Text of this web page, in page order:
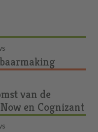
van de
en Cognizant